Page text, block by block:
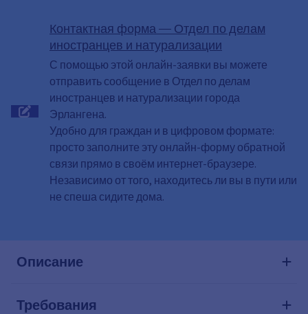
Контактная форма — Отдел по делам
иностранцев и натурализации
С помощью этой онлайн-заявки вы можете
отправить сообщение в Отдел по делам
иностранцев и натурализации города
Эрлангена.
Удобно для граждан и в цифровом формате:
просто заполните эту онлайн-форму обратной
связи прямо в своём интернет-браузере.
Независимо от того, находитесь ли вы в пути или
не спеша сидите дома.
Описание
Требования